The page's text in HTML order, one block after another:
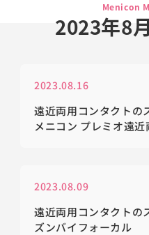
Menicon
2023年8
2023.08.16
遠近両用コンタクトの
メニコン プレミオ遠近
2023.08.09
遠近両用コンタクト
ズンバイフォーカル